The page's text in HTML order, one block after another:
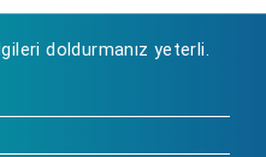
doldurmanız yeterli.